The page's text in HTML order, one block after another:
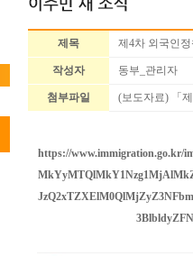
제목 제4차 외국인
작성자 동부_관리자
첨부파일 (보도자료) 「
https://www.immigration.go.kr/